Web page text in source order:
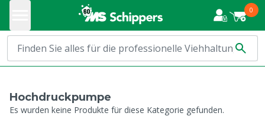
0
Hochdruckpumpe
Es wurden keine Produkte für diese Kategorie gefunden.